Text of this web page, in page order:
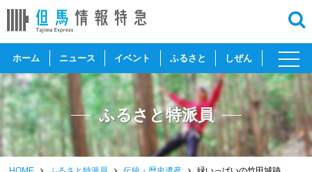
ホーム ニュース イベント ふるさと しぜん
toggle
ふるさと特派員